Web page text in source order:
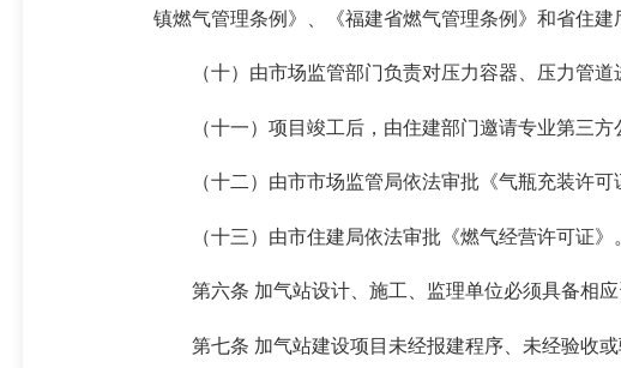
镇燃气管理条例》、《福建省燃气管理条例》和省住建
（十）由市场监管部门负责对压力容器、压力管道
（十一）项目竣工后，由住建部门邀请专业第三方
（十二）由市市场监管局依法审批《气瓶充装许可
（十三）由市住建局依法审批《燃气经营许可证》
第六条 加气站设计、施工、监理单位必须具备相应
第七条 加气站建设项目未经报建程序、未经验收或